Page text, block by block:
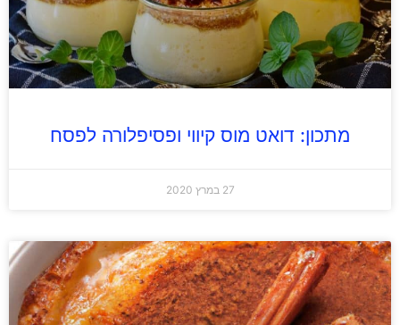
מתכון: דואט מוס קיווי ופסיפלורה לפסח
27 במרץ 2020